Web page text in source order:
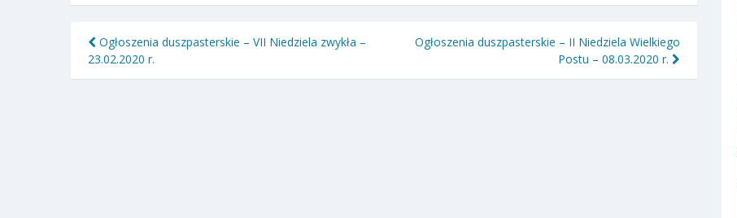
Nawigacja
wpisu
Ogłoszenia duszpasterskie – VII Niedziela zwykła –
23.02.2020 r.
Ogłoszenia duszpasterskie – II Niedziela Wielkiego
Postu – 08.03.2020 r.